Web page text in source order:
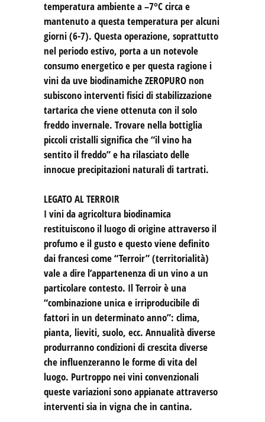
temperatura ambiente a –7°C circa e
mantenuto a questa temperatura per alcuni
giorni (6-7). Questa operazione, soprattutto
nel periodo estivo, porta a un notevole
consumo energetico e per questa ragione i
vini da uve biodinamiche ZEROPURO non
subiscono interventi fisici di stabilizzazione
tartarica che viene ottenuta con il solo
freddo invernale. Trovare nella bottiglia
piccoli cristalli significa che “il vino ha
sentito il freddo” e ha rilasciato delle
innocue precipitazioni naturali di tartrati.
LEGATO AL TERROIR
I vini da agricoltura biodinamica
restituiscono il luogo di origine attraverso il
profumo e il gusto e questo viene definito
dai francesi come “Terroir” (territorialità)
vale a dire l’appartenenza di un vino a un
particolare contesto. Il Terroir è una
“combinazione unica e irriproducibile di
fattori in un determinato anno”: clima,
pianta, lieviti, suolo, ecc. Annualità diverse
produrranno condizioni di crescita diverse
che influenzeranno le forme di vita del
luogo. Purtroppo nei vini convenzionali
queste variazioni sono appianate attraverso
interventi sia in vigna che in cantina.